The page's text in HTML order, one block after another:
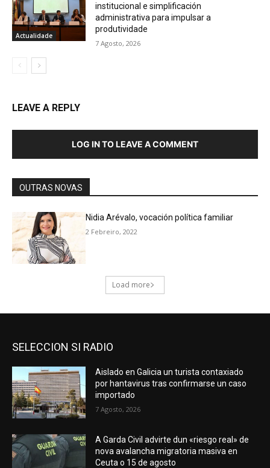
SELECCION SI RADIO
Aislado en Galicia un turista contaxiado
por hantavirus tras confirmarse un caso
importado
7 Agosto, 2026
A Garda Civil advirte dun «riesgo real» de
nova avalancha migratoria masiva en
Ceuta o 15 de agosto